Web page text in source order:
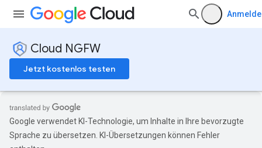
Cloud NGFW
Jetzt kostenlos testen
Google verwendet KI-Technologie, um Inhalte in Ihre bevorzugte
Sprache zu übersetzen. KI-Übersetzungen können Fehler